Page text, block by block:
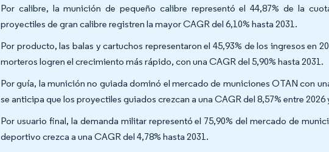
Por calibre, la munición de pequeño calibre representó el 44,87% de la
proyectiles de gran calibre registren la mayor CAGR del 6,10% hasta 2031.
Por producto, las balas y cartuchos representaron el 45,93% de los ingresos en
morteros logren el crecimiento más rápido, con una CAGR del 5,90% hasta 2031.
Por guía, la munición no guiada dominó el mercado de municiones OTAN con
se anticipa que los proyectiles guiados crezcan a una CAGR del 8,57% entre 2026
Por usuario final, la demanda militar representó el 75,90% del mercado de
deportivo crezca a una CAGR del 4,78% hasta 2031.